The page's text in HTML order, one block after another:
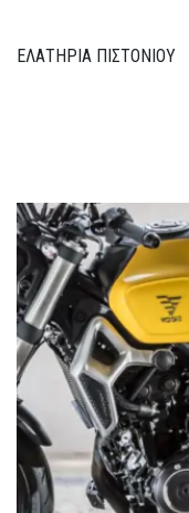
ΕΛΑΤΗΡΙΑ ΠΙΣΤΟΝΙΟΥ